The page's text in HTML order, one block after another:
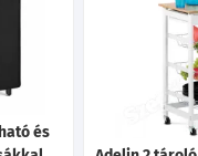
és